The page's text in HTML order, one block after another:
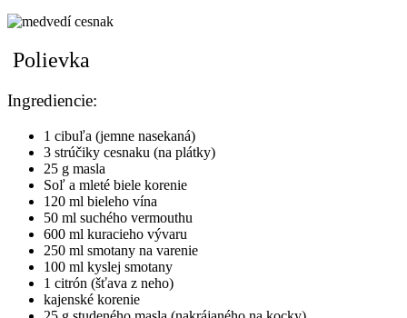
Polievka
Ingrediencie:
1 cibuľa (jemne nasekaná)
3 strúčiky cesnaku (na plátky)
25 g masla
Soľ a mleté biele korenie
120 ml bieleho vína
50 ml suchého vermouthu
600 ml kuracieho vývaru
250 ml smotany na varenie
100 ml kyslej smotany
1 citrón (šťava z neho)
kajenské korenie